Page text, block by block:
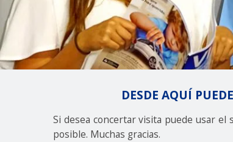
DESDE AQUÍ
Si desea concertar visita puede usar
posible. Muchas gracias.